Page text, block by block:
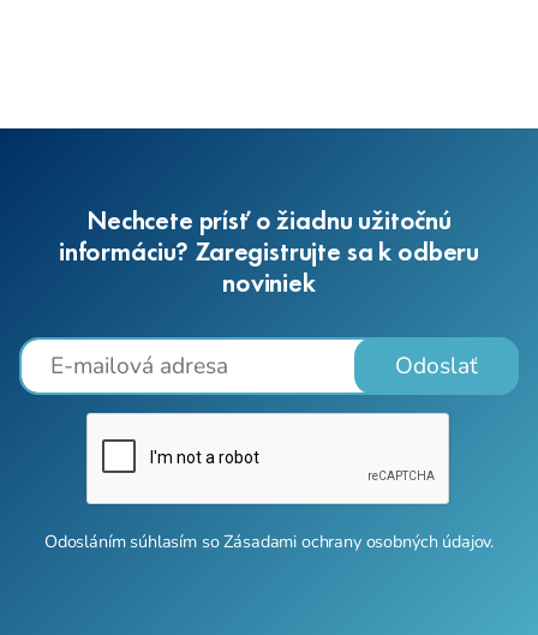
Nechcete prísť o žiadnu užitočnú
informáciu? Zaregistrujte sa k odberu
noviniek
Odoslať
Odosláním súhlasím soZásadami ochrany osobných údajov.